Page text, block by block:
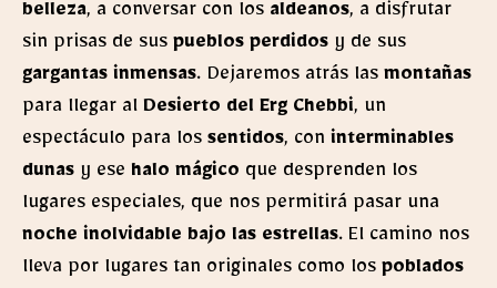
belleza, a conversar con los aldeanos, a disfrutar
sin prisas de sus pueblos perdidos y de sus
gargantas inmensas. Dejaremos atrás las montañas
para llegar al Desierto del Erg Chebbi, un
espectáculo para los sentidos, con interminables
dunas y ese halo mágico que desprenden los
lugares especiales, que nos permitirá pasar una
noche inolvidable bajo las estrellas. El camino nos
lleva por lugares tan originales como los poblados